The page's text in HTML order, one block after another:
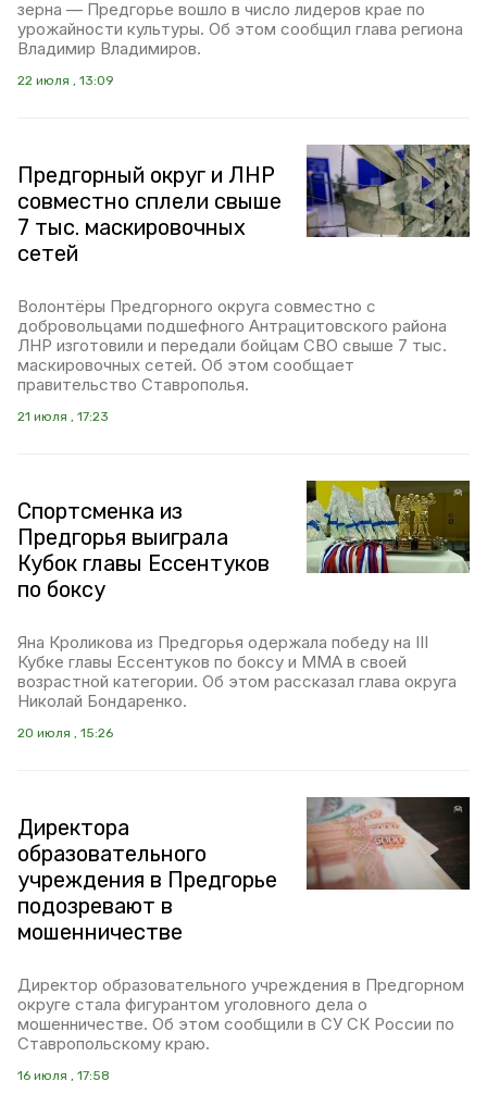
зерна — Предгорье вошло в число лидеров крае по
урожайности культуры. Об этом сообщил глава региона
Владимир Владимиров.
22 июля , 13:09
Предгорный округ и ЛНР
совместно сплели свыше
7 тыс. маскировочных
сетей
Волонтёры Предгорного округа совместно с
добровольцами подшефного Антрацитовского района
ЛНР изготовили и передали бойцам СВО свыше 7 тыс.
маскировочных сетей. Об этом сообщает
правительство Ставрополья.
21 июля , 17:23
Спортсменка из
Предгорья выиграла
Кубок главы Ессентуков
по боксу
Яна Кроликова из Предгорья одержала победу на III
Кубке главы Ессентуков по боксу и ММА в своей
возрастной категории. Об этом рассказал глава округа
Николай Бондаренко.
20 июля , 15:26
Директора
образовательного
учреждения в Предгорье
подозревают в
мошенничестве
Директор образовательного учреждения в Предгорном
округе стала фигурантом уголовного дела о
мошенничестве. Об этом сообщили в СУ СК России по
Ставропольскому краю.
16 июля , 17:58